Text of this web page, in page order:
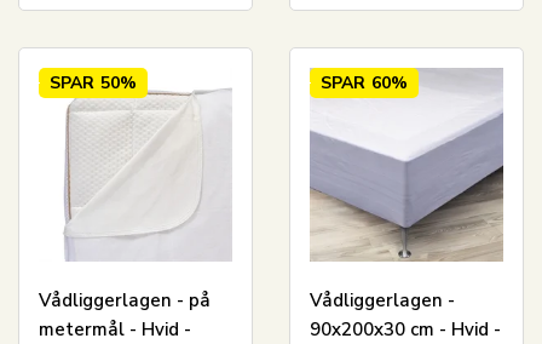
SPAR 50%
Vådliggerlagen - på
metermål - Hvid -
SPAR 60%
Vådliggerlagen -
90x200x30 cm - Hvid -